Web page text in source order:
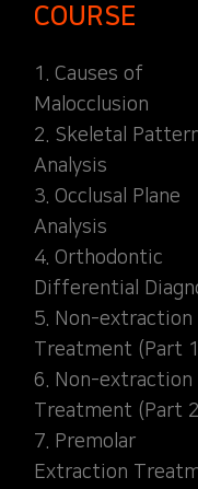
COURSE
1. Causes of
Malocclusion
2. Skeletal
Analysis
3. Occlusal Plane
Analysis
4. Orthodontic
Differential
5. Non-extraction
Treatment (Part
6. Non-extraction
Treatment (Part
7. Premolar
Extraction